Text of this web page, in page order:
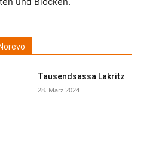
Tausendsassa Lakritz
28. März 2024